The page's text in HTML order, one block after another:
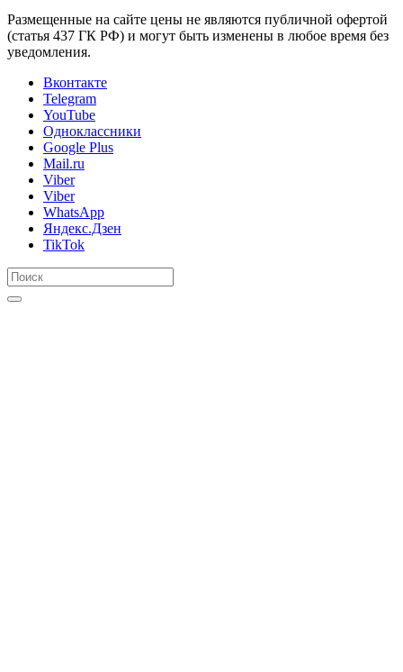
Размещенные на сайте цены не являются публичной офертой
(статья 437 ГК РФ) и могут быть изменены в любое время без
уведомления.
Вконтакте
Telegram
YouTube
Одноклассники
Google Plus
Mail.ru
Viber
Viber
WhatsApp
Яндекс.Дзен
TikTok